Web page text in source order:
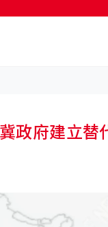
政府建立替